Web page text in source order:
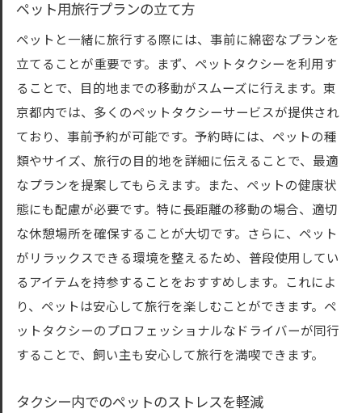
ペット用旅行プランの立て方
ペットと一緒に旅行する際には、事前に綿密なプランを
立てることが重要です。まず、ペットタクシーを利用す
ることで、目的地までの移動がスムーズに行えます。東
京都内では、多くのペットタクシーサービスが提供され
ており、事前予約が可能です。予約時には、ペットの種
類やサイズ、旅行の目的地を詳細に伝えることで、最適
なプランを提案してもらえます。また、ペットの健康状
態にも配慮が必要です。特に長距離の移動の場合、適切
な休憩場所を確保することが大切です。さらに、ペット
がリラックスできる環境を整えるため、普段使用してい
るアイテムを持参することをおすすめします。これによ
り、ペットは安心して旅行を楽しむことができます。ペ
ットタクシーのプロフェッショナルなドライバーが同行
することで、飼い主も安心して旅行を満喫できます。
タクシー内でのペットのストレスを軽減